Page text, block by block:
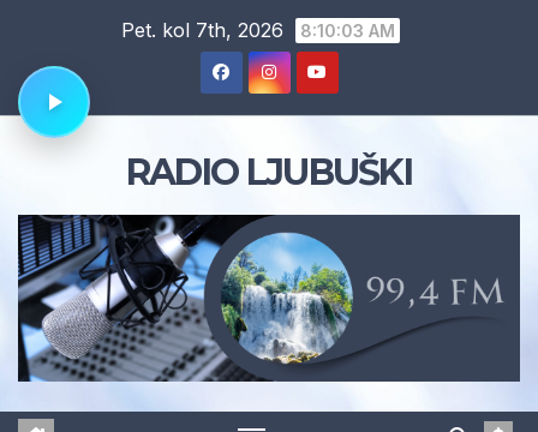
content
Pet. kol 7th, 2026 8:10:04 AM
RADIO LJUBUŠKI